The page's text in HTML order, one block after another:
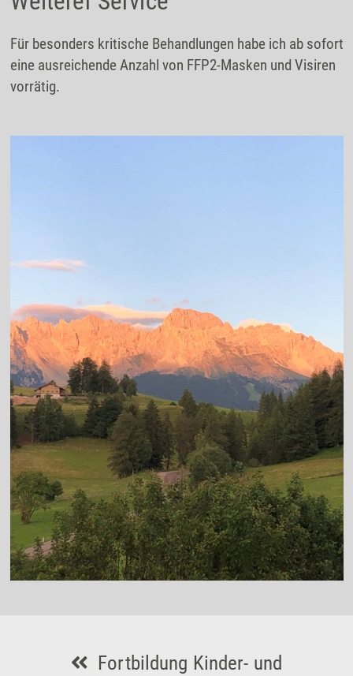
Für besonders kritische Behandlungen habe ich ab sofort
eine ausreichende Anzahl von FFP2-Masken und Visiren
vorrätig.
Fortbildung Kinder- und